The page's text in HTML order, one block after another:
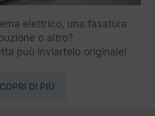
elettrico, una fasatura
o altro?
può inviartelo originale!
DI PIÙ